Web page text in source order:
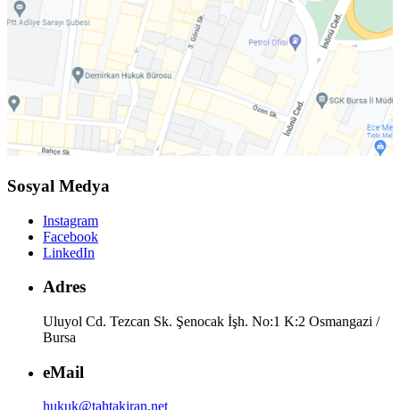
Sosyal Medya
Instagram
Facebook
LinkedIn
Adres
Uluyol Cd. Tezcan Sk. Şenocak İşh. No:1 K:2 Osmangazi /
Bursa
eMail
hukuk@tahtakiran.net